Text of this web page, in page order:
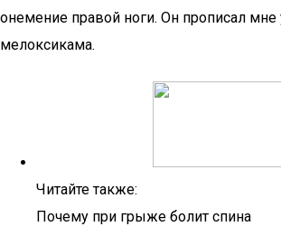
онемение правой ноги. Он прописал
мелоксикама.
Читайте также:
Почему при грыже болит спина